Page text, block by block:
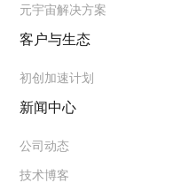
元宇宙解决方案
客户与生态
初创加速计划
新闻中心
公司动态
技术博客